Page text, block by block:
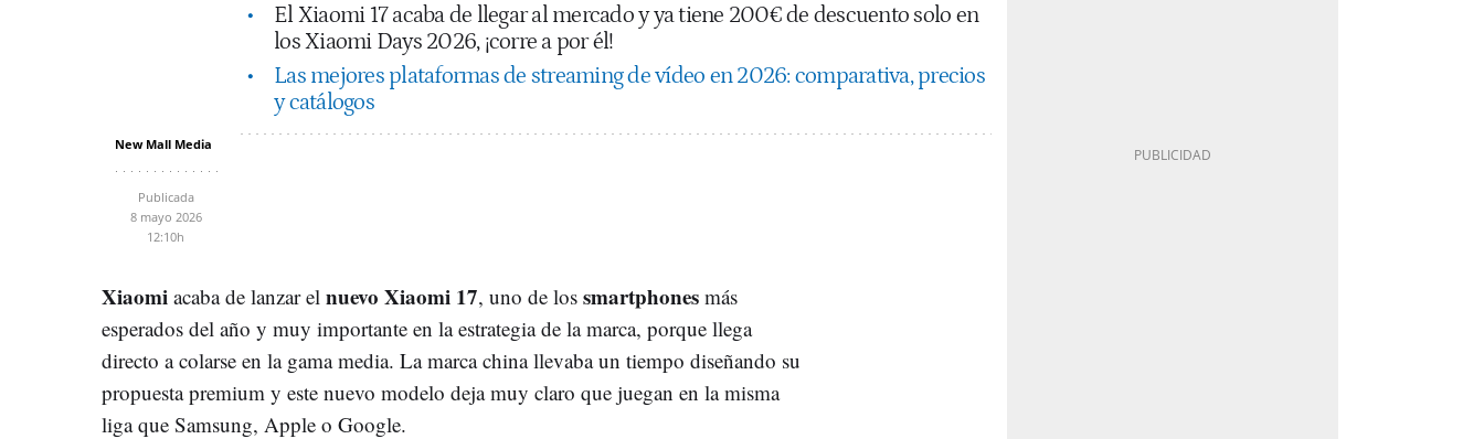
El Xiaomi 17 acaba de llegar al mercado y ya tiene 200€ de descuento solo en
los Xiaomi Days 2026, ¡corre a por él!
Las mejores plataformas de streaming de vídeo en 2026: comparativa, precios
y catálogos
New Mall Media
Publicada
8 mayo 2026
12:10h
Xiaomi acaba de lanzar el nuevo Xiaomi 17, uno de los smartphones más
esperados del año y muy importante en la estrategia de la marca, porque llega
directo a colarse en la gama media. La marca china llevaba un tiempo diseñando su
propuesta premium y este nuevo modelo deja muy claro que juegan en la misma
liga que Samsung, Apple o Google.